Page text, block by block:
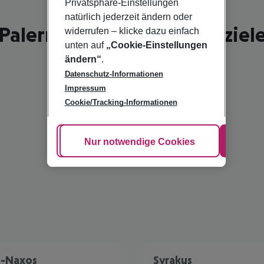
- schönste
Naxos Syrakus
Privatsphäre-Einstellungen
natürlich jederzeit ändern oder
widerrufen – klicke dazu einfach
unten auf „Cookie-Einstellungen
ändern“.
Datenschutz-Informationen
Impressum
Cookie/Tracking-Informationen
Cookie anpassen
Nur notwendige Cookies